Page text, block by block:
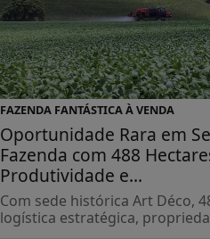
FAZENDA FANTÁSTICA À VENDA
Oportunidade Rara em
Fazenda com 488
Produtividade e...
Com sede histórica Art Déco,
logística estratégica,